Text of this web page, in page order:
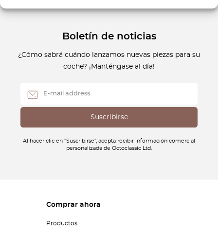
Boletín de noticias
¿Cómo sabrá cuándo lanzamos nuevas piezas para su
coche? ¡Manténgase al día!
Al hacer clic en "Suscribirse", acepta recibir información comercial
personalizada de Octoclassic Ltd.
Comprar ahora
Productos